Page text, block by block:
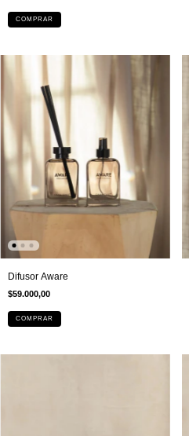
COMPRAR
Difusor Aware
$59.000,00
COMPRAR